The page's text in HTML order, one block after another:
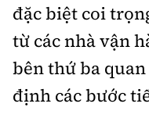
đặc biệt coi
từ các nhà vận
bên thứ ba
định các bước